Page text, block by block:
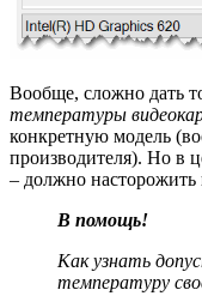
Вообще, сложно дать
температуры
конкретную модель
производителя). Но в
– должно насторожить
В помощь!
Как узнать
температуру